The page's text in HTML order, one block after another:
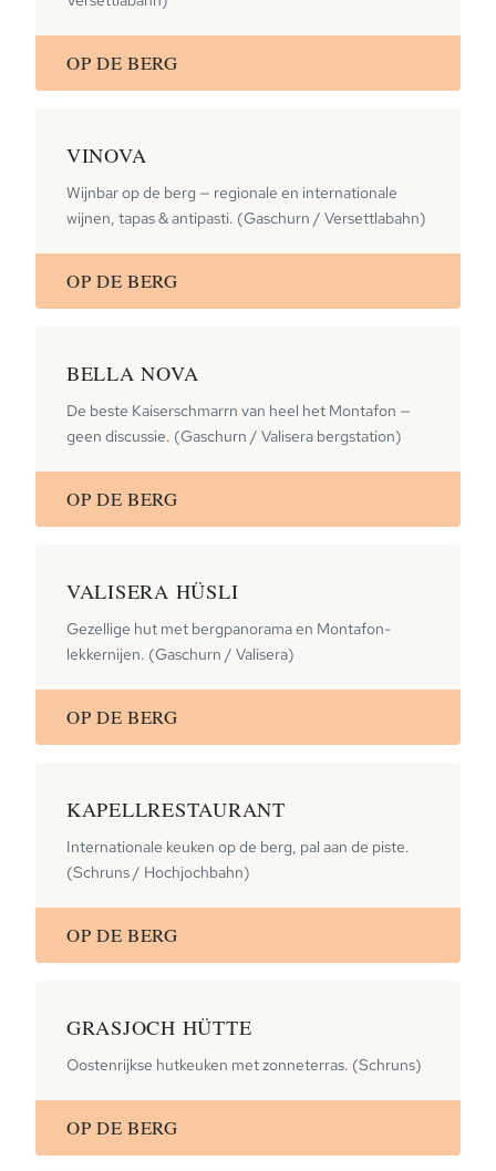
OP DE BERG
VINOVA
Wijnbar op de berg — regionale en internationale
wijnen, tapas & antipasti. (Gaschurn / Versettlabahn)
OP DE BERG
BELLA NOVA
De beste Kaiserschmarrn van heel het Montafon —
geen discussie. (Gaschurn / Valisera bergstation)
OP DE BERG
VALISERA HÜSLI
Gezellige hut met bergpanorama en Montafon-
lekkernijen. (Gaschurn / Valisera)
OP DE BERG
KAPELLRESTAURANT
Internationale keuken op de berg, pal aan de piste.
(Schruns / Hochjochbahn)
OP DE BERG
GRASJOCH HÜTTE
Oostenrijkse hutkeuken met zonneterras. (Schruns)
OP DE BERG